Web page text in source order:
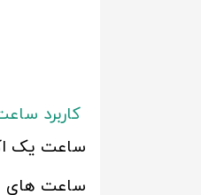
کاربرد
ساعت یک
ساعت های